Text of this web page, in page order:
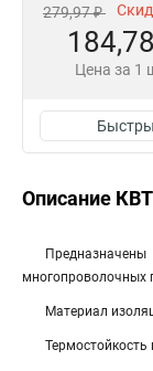
279,97 ₽
Цена за 1
Описание
многопроволочных
Материал
Термостойкость